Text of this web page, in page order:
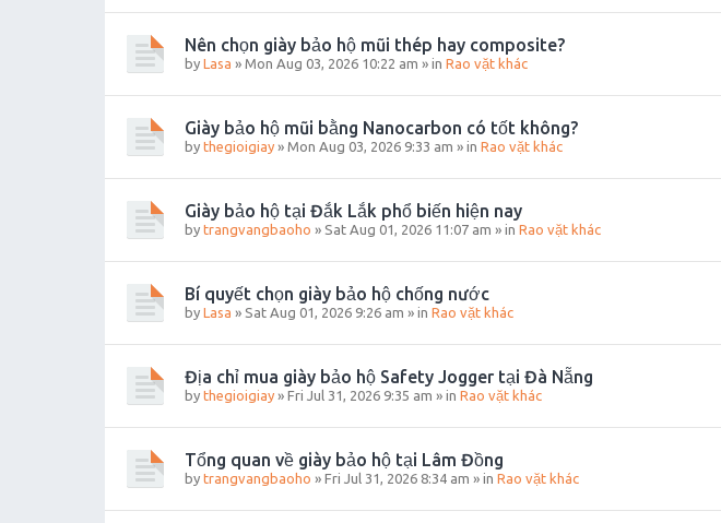
Nên chọn giày bảo hộ mũi thép hay composite?
by Lasa » Mon Aug 03, 2026 10:22 am » in Rao vặt khác
Giày bảo hộ mũi bằng Nanocarbon có tốt không?
by thegioigiay » Mon Aug 03, 2026 9:33 am » in Rao vặt khác
Giày bảo hộ tại Đắk Lắk phổ biến hiện nay
by trangvangbaoho » Sat Aug 01, 2026 11:07 am » in Rao vặt khác
Bí quyết chọn giày bảo hộ chống nước
by Lasa » Sat Aug 01, 2026 9:26 am » in Rao vặt khác
Địa chỉ mua giày bảo hộ Safety Jogger tại Đà Nẵng
by thegioigiay » Fri Jul 31, 2026 9:35 am » in Rao vặt khác
Tổng quan về giày bảo hộ tại Lâm Đồng
by trangvangbaoho » Fri Jul 31, 2026 8:34 am » in Rao vặt khác